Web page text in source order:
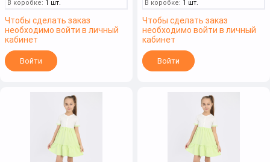
В коробке: 1 шт.
Чтобы сделать заказ
необходимо войти в личный
кабинет
Войти
В коробке: 1 шт.
Чтобы сделать заказ
необходимо войти в личный
кабинет
Войти